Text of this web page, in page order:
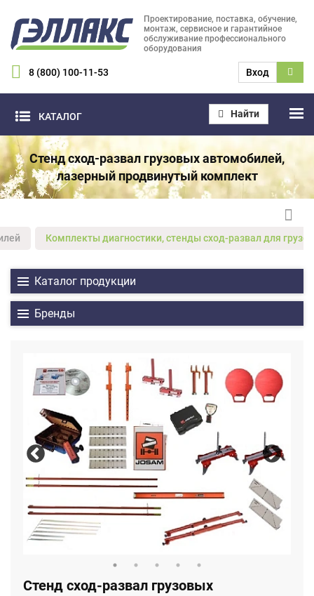
Проектирование, поставка, обучение,
монтаж, сервисное и гарантийное
обслуживание профессионального
оборудования
8 (800) 100-11-53 Вход
КАТАЛОГ Найти
Стенд сход-развал грузовых автомобилей,
лазерный продвинутый комплект
Комплекты диагностики, стенды сход-развал для
Каталог продукции
Бренды
Стенд сход-развал грузовых